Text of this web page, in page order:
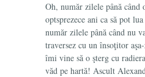
Oh, număr zilele până când
optsprezece ani ca să pot
număr zilele până când nu
traversez cu un însoţitor
îmi vine să o şterg cu
văd pe hartă! Ascult